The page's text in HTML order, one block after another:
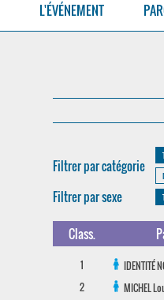
L'ÉVÉNEMENT
Filtrer par catégorie
Filtrer par sexe
Class.
1 IDENTITÉ
2
MICHEL